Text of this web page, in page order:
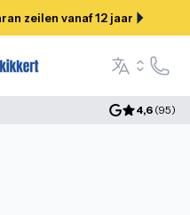
zeilen vanaf 12 jaar
Language
Hulp
4,6 (95)